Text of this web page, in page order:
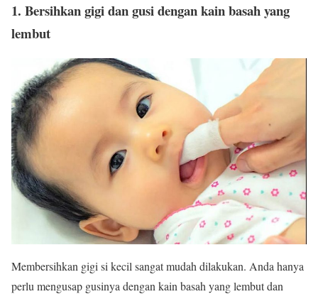
1. Bersihkan gigi dan gusi dengan kain basah yang
lembut
Membersihkan gigi si kecil sangat mudah dilakukan. Anda hanya
perlu mengusap gusinya dengan kain basah yang lembut dan